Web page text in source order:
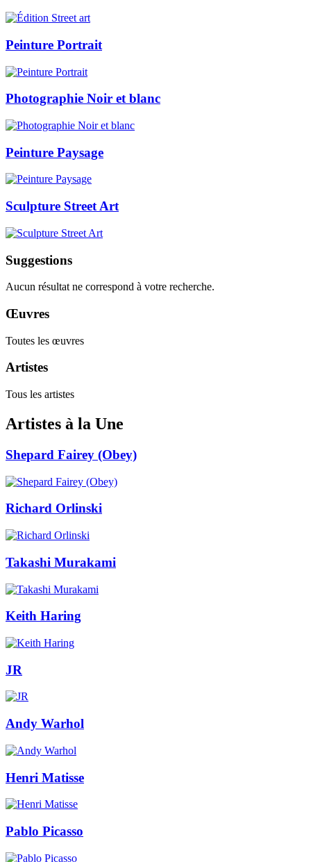
Peinture Portrait
Photographie Noir et blanc
Peinture Paysage
Sculpture Street Art
Suggestions
Aucun résultat ne correspond à votre recherche.
Œuvres
Toutes les œuvres
Artistes
Tous les artistes
Artistes à la Une
Shepard Fairey (Obey)
Richard Orlinski
Takashi Murakami
Keith Haring
JR
Andy Warhol
Henri Matisse
Pablo Picasso